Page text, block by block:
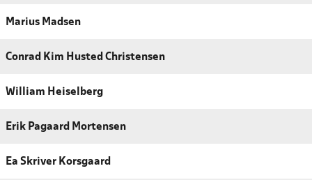
Marius Madsen
Conrad Kim Husted Christensen
William Heiselberg
Erik Pagaard Mortensen
Ea Skriver Korsgaard